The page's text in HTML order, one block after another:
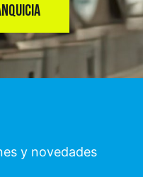
y novedades